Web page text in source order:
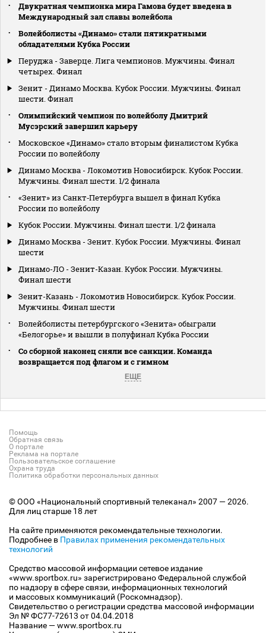
Двукратная чемпионка мира Гамова будет введена в
Международный зал славы волейбола
Волейболисты «Динамо» стали пятикратными
обладателями Кубка России
Перуджа - Заверце. Лига чемпионов. Мужчины. Финал
четырех. Финал
Зенит - Динамо Москва. Кубок России. Мужчины. Финал
шести. Финал
Олимпийский чемпион по волейболу Дмитрий
Мусэрский завершил карьеру
Московское «Динамо» стало вторым финалистом Кубка
России по волейболу
Динамо Москва - Локомотив Новосибирск. Кубок России.
Мужчины. Финал шести. 1/2 финала
«Зенит» из Санкт‑Петербурга вышел в финал Кубка
России по волейболу
Кубок России. Мужчины. Финал шести. 1/2 финала
Динамо Москва - Зенит. Кубок России. Мужчины. Финал
шести
Динамо-ЛО - Зенит-Казан. Кубок России. Мужчины.
Финал шести
Зенит-Казань - Локомотив Новосибирск. Кубок России.
Мужчины. Финал шести
Волейболисты петербургского «Зенита» обыграли
«Белогорье» и вышли в полуфинал Кубка России
Со сборной наконец сняли все санкции. Команда
возвращается под флагом и с гимном
ЕЩЕ
Помощь
Обратная связь
О портале
Реклама на портале
Пользовательское соглашение
Охрана труда
Политика обработки персональных данных
© ООО «Национальный спортивный телеканал» 2007 — 2026.
Для лиц старше 18 лет
На сайте применяются рекомендательные технологии.
Подробнее в Правилах применения рекомендательных
технологий
Средство массовой информации сетевое издание
«www.sportbox.ru» зарегистрировано Федеральной службой
по надзору в сфере связи, информационных технологий
и массовых коммуникаций (Роскомнадзор).
Свидетельство о регистрации средства массовой информации
Эл № ФС77-72613 от 04.04.2018
Название — www.sportbox.ru